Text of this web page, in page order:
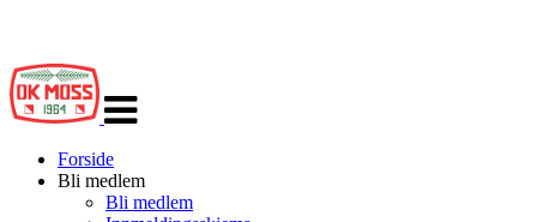
navigasjon
Forside
Bli medlem
Bli medlem